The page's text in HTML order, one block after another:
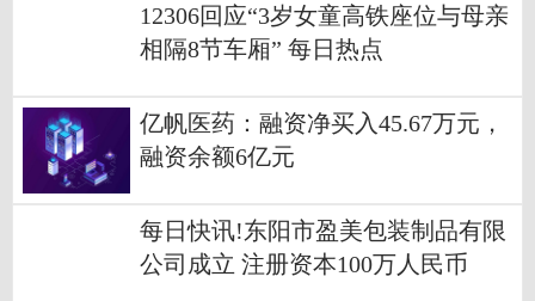
12306回应“3岁女童高铁座位与母亲
相隔8节车厢” 每日热点
亿帆医药：融资净买入45.67万元，
融资余额6亿元
每日快讯!东阳市盈美包装制品有限
公司成立 注册资本100万人民币